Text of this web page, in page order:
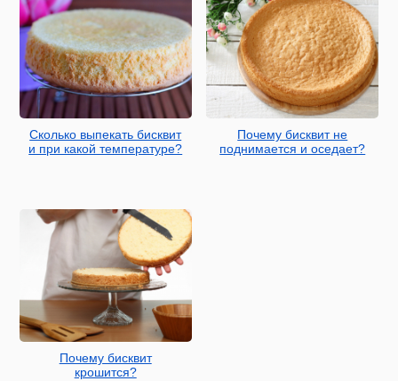
Сколько выпекать бисквит
и при какой температуре?
Почему бисквит не
поднимается и оседает?
Почему бисквит
крошится?